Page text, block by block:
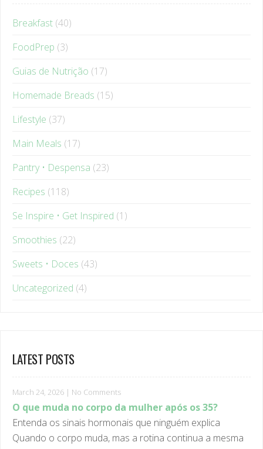
FoodPrep (3)
Guias de Nutrição
Homemade Breads (15)
Lifestyle(37)
Main Meals (17)
Pantry • Despensa
Recipes
(118)
Se Inspire • Get Inspired
Smoothies
(22)
Sweets • Doces
Uncategorized(4)
O que muda no corpo da mulher após os 35?
Entenda os sinais hormonais que ninguém explica
Quando o corpo muda, mas a rotina continua a mesma
Você mantém hábitos parecidos. Continua tentando